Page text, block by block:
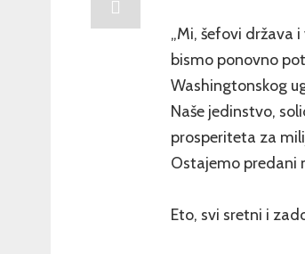
„Mi, šefovi država
bismo ponovno
Washingtonskog
Naše jedinstvo,
prosperiteta za
Ostajemo predani
Eto, svi sretni i